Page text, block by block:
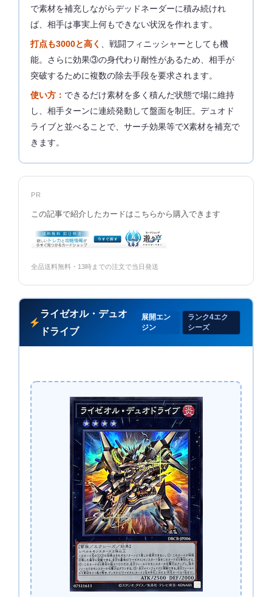
で素材を補充しながらデッドネーダーに積み続けれ
ば、相手は事実上何もできない状況を作れます。
打点も3000と高く 、戦闘フィニッシャーとしても機
能。さらに効果③の身代わり耐性があるため、相手が
突破するために複数の除去手段を要求されます。
使い方： できるだけ素材を多く積んだ状態で場に維持
し、相手ターンに連続発動して盤面を制圧。デュオド
ライブと並べることで、サーチ効果等でX素材を補充で
きます。
PR
この記事で紹介したカードはこちらから購入できます
全品送料無料・13時までの注文で当日発送
ライゼオル・デュオ
ドライブ
展開エン
ジン
ランク4エク
シーズ